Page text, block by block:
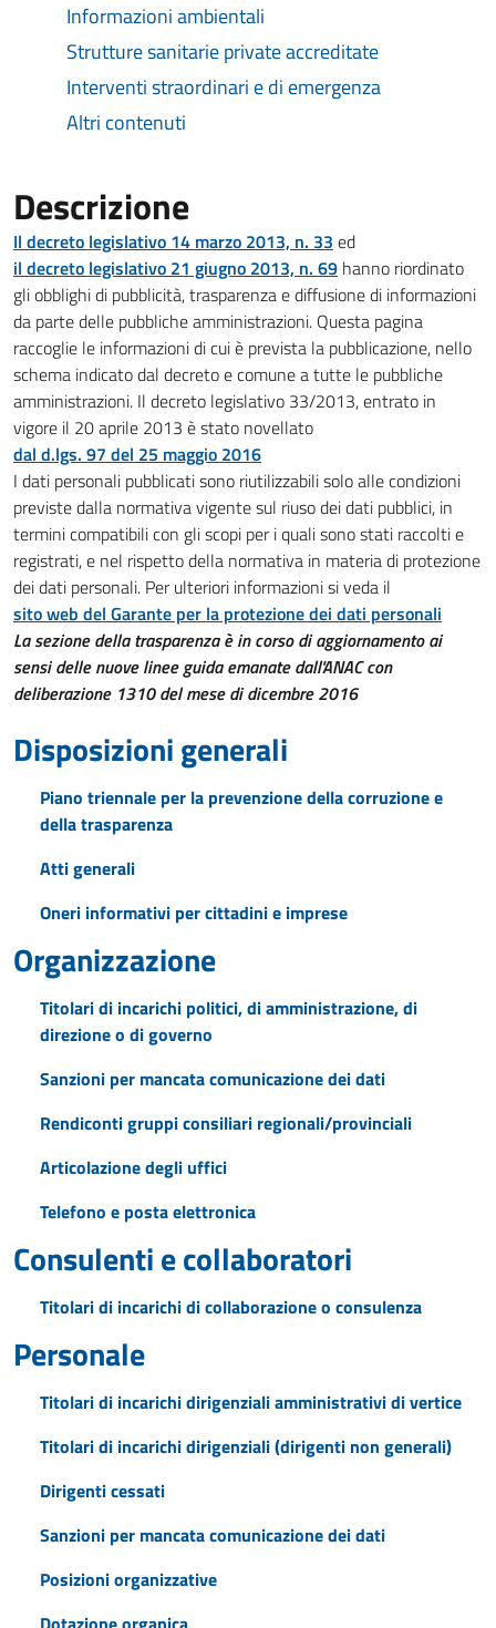
Informazioni ambientali
Strutture sanitarie private accreditate
Interventi straordinari e di emergenza
Altri contenuti
Descrizione
Il decreto legislativo 14 marzo 2013, n. 33 ed
il decreto legislativo 21 giugno 2013, n. 69 hanno riordinato
gli obblighi di pubblicità, trasparenza e diffusione di informazioni
da parte delle pubbliche amministrazioni. Questa pagina
raccoglie le informazioni di cui è prevista la pubblicazione, nello
schema indicato dal decreto e comune a tutte le pubbliche
amministrazioni. Il decreto legislativo 33/2013, entrato in
vigore il 20 aprile 2013 è stato novellato
dal d.lgs. 97 del 25 maggio 2016
I dati personali pubblicati sono riutilizzabili solo alle condizioni
previste dalla normativa vigente sul riuso dei dati pubblici, in
termini compatibili con gli scopi per i quali sono stati raccolti e
registrati, e nel rispetto della normativa in materia di protezione
dei dati personali. Per ulteriori informazioni si veda il
sito web del Garante per la protezione dei dati personali
La sezione della trasparenza è in corso di aggiornamento ai
sensi delle nuove linee guida emanate dall'ANAC con
deliberazione 1310 del mese di dicembre 2016
Disposizioni generali
Piano triennale per la prevenzione della corruzione e
della trasparenza
Atti generali
Oneri informativi per cittadini e imprese
Organizzazione
Titolari di incarichi politici, di amministrazione, di
direzione o di governo
Sanzioni per mancata comunicazione dei dati
Rendiconti gruppi consiliari regionali/provinciali
Articolazione degli uffici
Telefono e posta elettronica
Consulenti e collaboratori
Titolari di incarichi di collaborazione o consulenza
Personale
Titolari di incarichi dirigenziali amministrativi di vertice
Titolari di incarichi dirigenziali (dirigenti non generali)
Dirigenti cessati
Sanzioni per mancata comunicazione dei dati
Posizioni organizzative